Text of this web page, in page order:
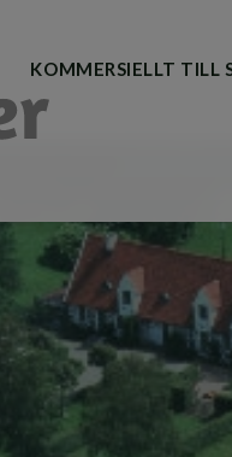
KOMMERSIELLT TILL